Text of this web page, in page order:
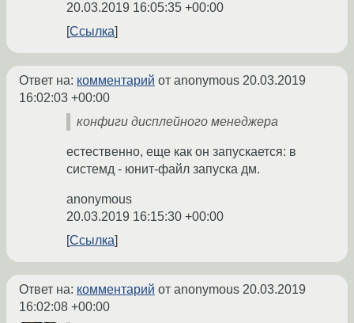
20.03.2019 16:05:35 +00:00
Ссылка
Ответ на: комментарий от anonymous 20.03.2019
16:02:03 +00:00
конфиги дисплейного менеджера
естественно, еще как он запускается: в
системд - юнит-файл запуска дм.
anonymous
20.03.2019 16:15:30 +00:00
Ссылка
Ответ на: комментарий от anonymous 20.03.2019
16:02:08 +00:00